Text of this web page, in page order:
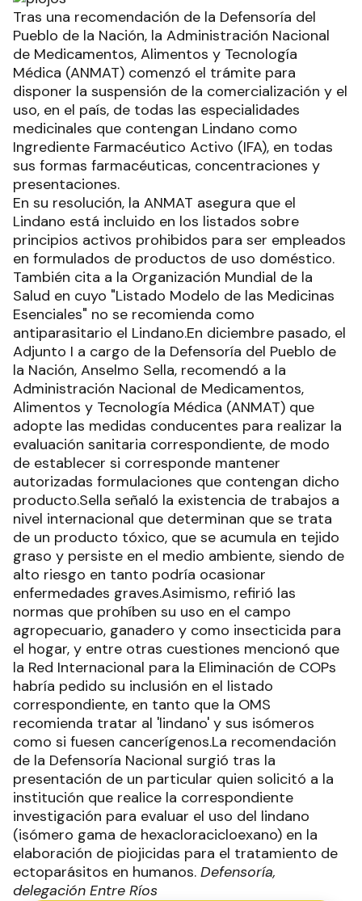
Tras una recomendación de la Defensoría del
Pueblo de la Nación, la Administración Nacional
de Medicamentos, Alimentos y Tecnología
Médica (ANMAT) comenzó el trámite para
disponer la suspensión de la comercialización y el
uso, en el país, de todas las especialidades
medicinales que contengan Lindano como
Ingrediente Farmacéutico Activo (IFA), en todas
sus formas farmacéuticas, concentraciones y
presentaciones.
En su resolución, la ANMAT asegura que el
Lindano está incluido en los listados sobre
principios activos prohibidos para ser empleados
en formulados de productos de uso doméstico.
También cita a la Organización Mundial de la
Salud en cuyo "Listado Modelo de las Medicinas
Esenciales" no se recomienda como
antiparasitario el Lindano.En diciembre pasado, el
Adjunto I a cargo de la Defensoría del Pueblo de
la Nación, Anselmo Sella, recomendó a la
Administración Nacional de Medicamentos,
Alimentos y Tecnología Médica (ANMAT) que
adopte las medidas conducentes para realizar la
evaluación sanitaria correspondiente, de modo
de establecer si corresponde mantener
autorizadas formulaciones que contengan dicho
producto.Sella señaló la existencia de trabajos a
nivel internacional que determinan que se trata
de un producto tóxico, que se acumula en tejido
graso y persiste en el medio ambiente, siendo de
alto riesgo en tanto podría ocasionar
enfermedades graves.Asimismo, refirió las
normas que prohíben su uso en el campo
agropecuario, ganadero y como insecticida para
el hogar, y entre otras cuestiones mencionó que
la Red Internacional para la Eliminación de COPs
habría pedido su inclusión en el listado
correspondiente, en tanto que la OMS
recomienda tratar al 'lindano' y sus isómeros
como si fuesen cancerígenos.La recomendación
de la Defensoría Nacional surgió tras la
presentación de un particular quien solicitó a la
institución que realice la correspondiente
investigación para evaluar el uso del lindano
(isómero gama de hexacloracicloexano) en la
elaboración de piojicidas para el tratamiento de
ectoparásitos en humanos. Defensoría,
delegación Entre Ríos